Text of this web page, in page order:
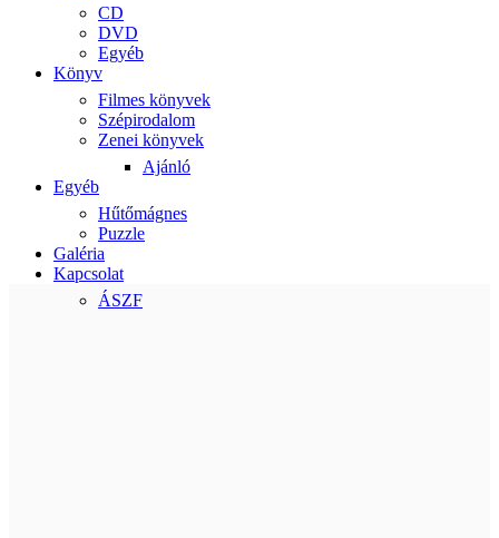
CD
DVD
Egyéb
Könyv
Filmes könyvek
Szépirodalom
Zenei könyvek
Ajánló
Egyéb
Hűtőmágnes
Puzzle
Galéria
Kapcsolat
ÁSZF